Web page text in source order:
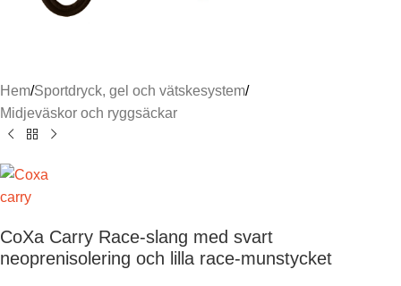
Hem/Sportdryck, gel och vätskesystem/
Midjeväskor och ryggsäckar
CoXa Carry Race-slang med svart
neoprenisolering och lilla race-munstycket